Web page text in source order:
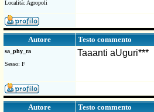
Località: Agropoli
Autore Testo commento
sa_phy_ra
Sesso: F
Taaanti aUguri***
Autore Testo commento